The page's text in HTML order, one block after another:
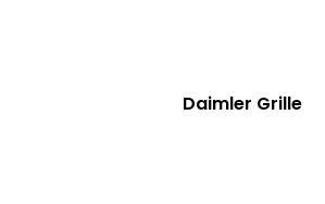
Daimler Grille